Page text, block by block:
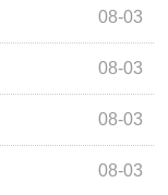
08-03
08-03
08-03
08-03